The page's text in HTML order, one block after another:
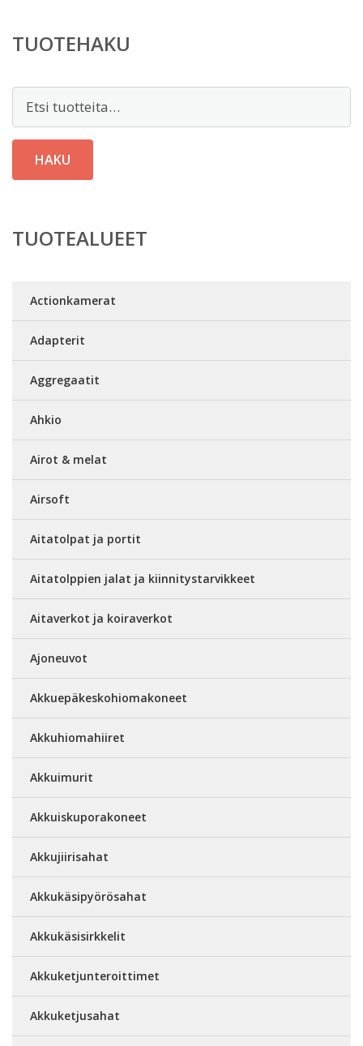
TUOTEHAKU
Etsi:
HAKU
TUOTEALUEET
Actionkamerat
Adapterit
Aggregaatit
Ahkio
Airot & melat
Airsoft
Aitatolpat ja portit
Aitatolppien jalat ja kiinnitystarvikkeet
Aitaverkot ja koiraverkot
Ajoneuvot
Akkuepäkeskohiomakoneet
Akkuhiomahiiret
Akkuimurit
Akkuiskuporakoneet
Akkujiirisahat
Akkukäsipyörösahat
Akkukäsisirkkelit
Akkuketjunteroittimet
Akkuketjusahat